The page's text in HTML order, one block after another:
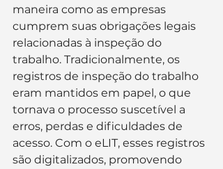
maneira como as empresas
cumprem suas obrigações legais
relacionadas à inspeção do
trabalho. Tradicionalmente, os
registros de inspeção do trabalho
eram mantidos em papel, o que
tornava o processo suscetível a
erros, perdas e dificuldades de
acesso. Com o eLIT, esses registros
são digitalizados, promovendo